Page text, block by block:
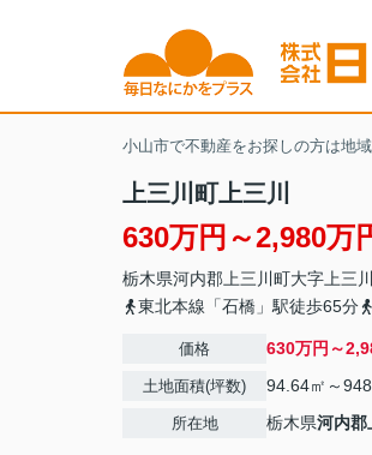
小山市で不動産をお探しの方は地
上三川町上三川
630万円～2,980万
栃木県河内郡上三川町大字上三川
東北本線「石橋」駅徒歩65分
価格 630万円～
土地面積(坪数) 94.64㎡～
所在地 栃木県河内郡